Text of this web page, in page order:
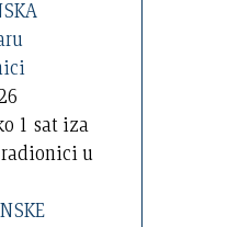
1 sat iza
u